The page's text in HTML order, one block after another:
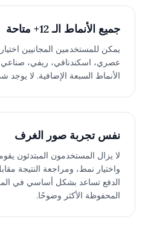
جميع الأنماط الـ 12+ متاحة
يمكن للمستخدمين المجانيين
عصري، اسكندنافي، ريفي،
الأنماط السبعة الإضافية. لا
نفس تجربة صور الغرف
لا يزال المستخدمون المبتدئون
واختيار نمط، ومراجعة النتيجة
الدفع تساعد بشكل أساسي في
المحفوظة الأكثر وضوحًا.